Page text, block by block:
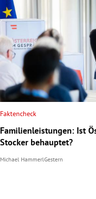
Faktencheck
Familienleistungen: Ist
Stocker behauptet?
Michael HammerlGestern